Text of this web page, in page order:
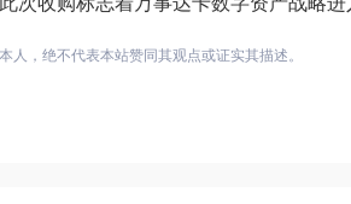
人，绝不代表本站赞同其观点或证实其描述。